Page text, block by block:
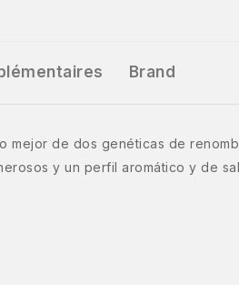
Brand
de dos genéticas de
y un perfil aromático y de